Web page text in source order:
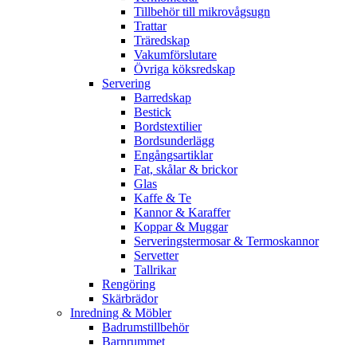
Tillbehör till mikrovågsugn
Trattar
Träredskap
Vakumförslutare
Övriga köksredskap
Servering
Barredskap
Bestick
Bordstextilier
Bordsunderlägg
Engångsartiklar
Fat, skålar & brickor
Glas
Kaffe & Te
Kannor & Karaffer
Koppar & Muggar
Serveringstermosar & Termoskannor
Servetter
Tallrikar
Rengöring
Skärbrädor
Inredning & Möbler
Badrumstillbehör
Barnrummet